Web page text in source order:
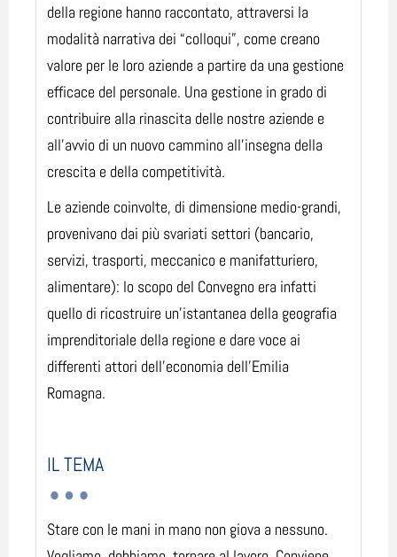
della regione hanno raccontato, attraversi la
modalità narrativa dei “colloqui”, come creano
valore per le loro aziende a partire da una gestione
efficace del personale. Una gestione in grado di
contribuire alla rinascita delle nostre aziende e
all’avvio di un nuovo cammino all’insegna della
crescita e della competitività.
Le aziende coinvolte, di dimensione medio-grandi,
provenivano dai più svariati settori (bancario,
servizi, trasporti, meccanico e manifatturiero,
alimentare): lo scopo del Convegno era infatti
quello di ricostruire un’istantanea della geografia
imprenditoriale della regione e dare voce ai
differenti attori dell’economia dell’Emilia
Romagna.
IL TEMA
Stare con le mani in mano non giova a nessuno.